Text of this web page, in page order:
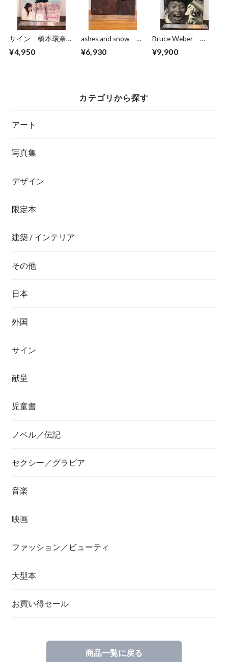
サイン 橋本環奈
¥4,950
ashes and snow
Gregory Colbert
¥6,930
Bruce Weber
¥9,900
カテゴリから探す
アート
写真集
デザイン
限定本
建築 / インテリア
その他
日本
外国
サイン
献呈
児童書
ノベル／伝記
セクシー／グラビア
音楽
映画
ファッション／ビューティ
大型本
お買い得セール
商品一覧に戻る